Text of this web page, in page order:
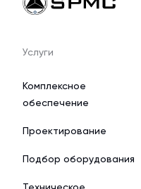
Услуги
Комплексное
обеспечение
Проектирование
Подбор оборудования